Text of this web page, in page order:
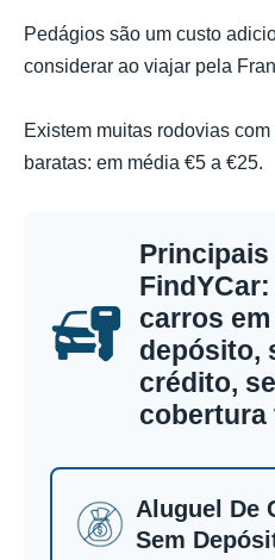
Pedágios são um custo
considerar ao viajar pela
Existem muitas rodovias
baratas: em média €5 a €25.
carros
depósito,
crédito,
cobertura
Aluguel De
Sem